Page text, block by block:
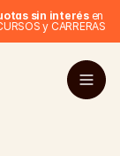
sin interés en
y CARRERAS